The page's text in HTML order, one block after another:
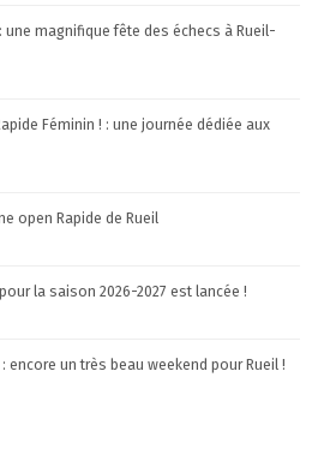
une magnifique fête des échecs à Rueil-
Féminin ! : une journée dédiée aux
open Rapide de Rueil
la saison 2026-2027 est lancée !
encore un très beau weekend pour Rueil !